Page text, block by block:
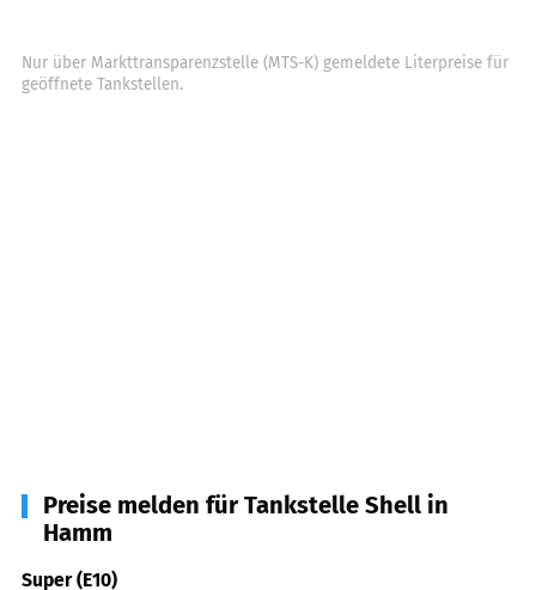
Nur über Markttransparenzstelle (MTS-K) gemeldete Literpreise für
geöffnete Tankstellen.
Preise melden für Tankstelle Shell in
Hamm
Super (E10)